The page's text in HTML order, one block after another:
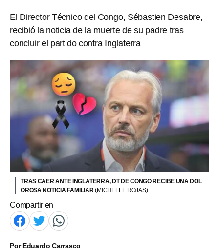
El Director Técnico del Congo, Sébastien Desabre,
recibió la noticia de la muerte de su padre tras
concluir el partido contra Inglaterra
TRAS CAER ANTE INGLATERRA, DT DE CONGO RECIBE UNA DOL
OROSA NOTICIA FAMILIAR(MICHELLE ROJAS)
Compartir en
PorEduardo Carrasco